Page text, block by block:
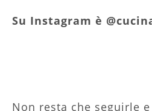
Su Instagram è
Non resta che seguirle